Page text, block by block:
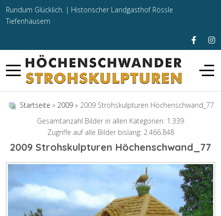
Rundum Glücklich. | Historischer Landgasthof Rössle
Tiefenhäusern
Startseite » 2009 » 2009 Strohskulpturen Höchenschwand_77
Gesamtanzahl Bilder in allen Kategorien: 1.339
Zugriffe auf alle Bilder bislang: 2.466.848
2009 Strohskulpturen Höchenschwand_77